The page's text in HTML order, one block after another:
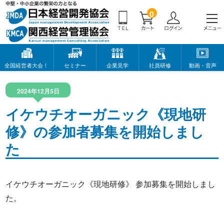
0
全国経営者大会！ セミナー 企業見学 社員研修 動画・音声
2024年12月5日
イケウチオーガニック《現地研
修》の参加者募集を開始しまし
た
イケウチオーガニック《現地研修》 参加募集を開始しまし
た。